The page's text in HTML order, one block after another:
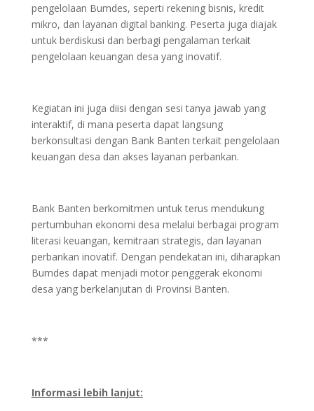
pengelolaan Bumdes, seperti rekening bisnis, kredit
mikro, dan layanan digital banking. Peserta juga diajak
untuk berdiskusi dan berbagi pengalaman terkait
pengelolaan keuangan desa yang inovatif.
Kegiatan ini juga diisi dengan sesi tanya jawab yang
interaktif, di mana peserta dapat langsung
berkonsultasi dengan Bank Banten terkait pengelolaan
keuangan desa dan akses layanan perbankan.
Bank Banten berkomitmen untuk terus mendukung
pertumbuhan ekonomi desa melalui berbagai program
literasi keuangan, kemitraan strategis, dan layanan
perbankan inovatif. Dengan pendekatan ini, diharapkan
Bumdes dapat menjadi motor penggerak ekonomi
desa yang berkelanjutan di Provinsi Banten.
***
Informasi lebih lanjut: